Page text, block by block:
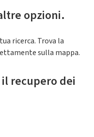
opzioni.
ricerca. Trova la
sulla mappa.
recupero dei